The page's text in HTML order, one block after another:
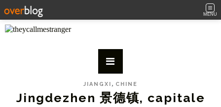
MENU
JIANGXI , CHINE
Jingdezhen 景德镇, capitale